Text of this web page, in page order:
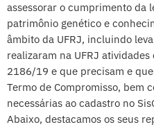
assessorar o cumprimento da
patrimônio genético e
âmbito da UFRJ, incluindo
realizaram na UFRJ
2186/19 e que precisam e
Termo de Compromisso, bem
necessárias ao cadastro no
Abaixo, destacamos os seus